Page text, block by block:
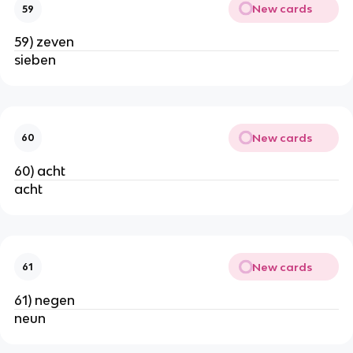
59 New cards
59) zeven
sieben
60 New cards
60) acht
acht
61 New cards
61) negen
neun